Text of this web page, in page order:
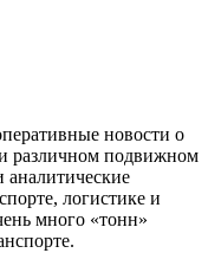
новости о
и различном подвижном
аналитические
логистике и
много «тонн»